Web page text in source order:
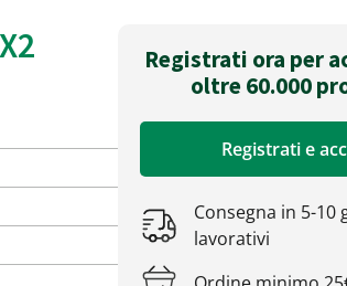
Registrati ora per
oltre 60.000
Registrati e
Consegna in 5-10
lavorativi